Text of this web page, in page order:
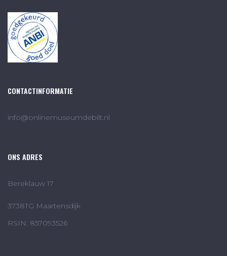
CONTACTINFORMATIE
info@onlinemuseumdebilt.nl
ONS ADRES
Bereklauw 17
3738TG Maartensdijk
RSIN: 857093526